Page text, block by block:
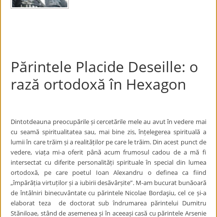
Părintele Placide Deseille: o
rază ortodoxă în Hexagon
Dintotdeauna preocupările și cercetările mele au avut în vedere mai
cu seamă spiritualitatea sau, mai bine zis, înțelegerea spirituală a
lumii în care trăim și a realităților pe care le trăim. Din acest punct de
vedere, viața mi-a oferit până acum frumosul cadou de a mă fi
intersectat cu diferite personalități spirituale în special din lumea
ortodoxă, pe care poetul Ioan Alexandru o definea ca fiind
„împărăția virtuților și a iubirii desăvârșite”. M-am bucurat bunăoară
de întâlniri binecuvântate cu părintele Nicolae Bordaşiu, cel ce și-a
elaborat teza de doctorat sub îndrumarea părintelui Dumitru
Stăniloae, stând de asemenea și în aceeași casă cu părintele Arsenie